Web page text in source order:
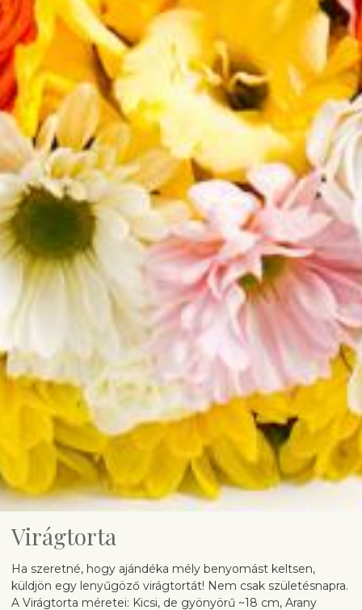
Virágtorta
Ha szeretné, hogy ajándéka mély benyomást keltsen,
küldjön egy lenyűgöző virágtortát! Nem csak születésnapra.
A Virágtorta méretei: Kicsi, de gyönyörű ~18 cm, Arany